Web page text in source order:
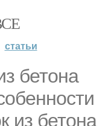
статьи
бетона
из бетона